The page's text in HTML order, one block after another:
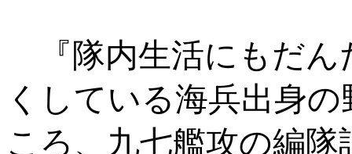
『隊内生活にもだん
くしている海兵出身
ころ、九七艦攻の編